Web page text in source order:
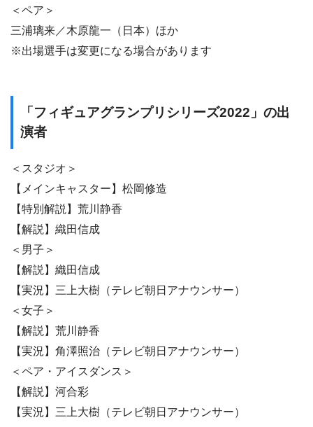
＜ペア＞
三浦璃来／木原龍一（日本）ほか
※出場選手は変更になる場合があります
「フィギュアグランプリシリーズ2022」の出
演者
＜スタジオ＞
【メインキャスター】松岡修造
【特別解説】荒川静香
【解説】織田信成
＜男子＞
【解説】織田信成
【実況】三上大樹（テレビ朝日アナウンサー）
＜女子＞
【解説】荒川静香
【実況】角澤照治（テレビ朝日アナウンサー）
＜ペア・アイスダンス＞
【解説】河合彩
【実況】三上大樹（テレビ朝日アナウンサー）